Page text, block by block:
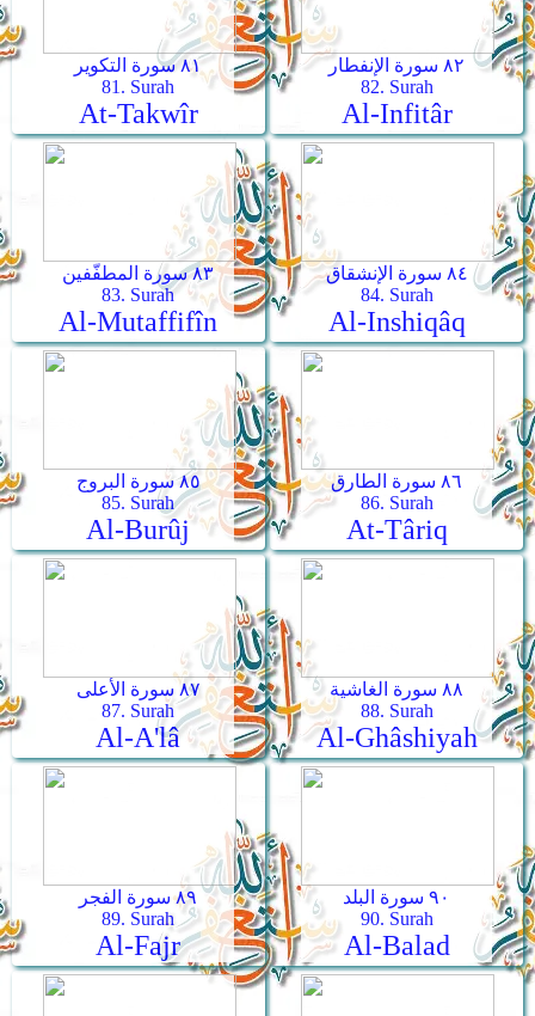
٨١ سورة التكوير
81. Surah
At-Takwîr
٨٢ سورة الإنفطار
82. Surah
Al-Infitâr
٨٣ سورة المطفّفين
83. Surah
Al-Mutaffifîn
٨٤ سورة الإنشقاق
84. Surah
Al-Inshiqâq
٨٥ سورة البروج
85. Surah
Al-Burûj
٨٦ سورة الطارق
86. Surah
At-Târiq
٨٧ سورة الأعلى
87. Surah
Al-A'lâ
٨٨ سورة الغاشية
88. Surah
Al-Ghâshiyah
٨٩ سورة الفجر
89. Surah
Al-Fajr
٩٠ سورة البلد
90. Surah
Al-Balad